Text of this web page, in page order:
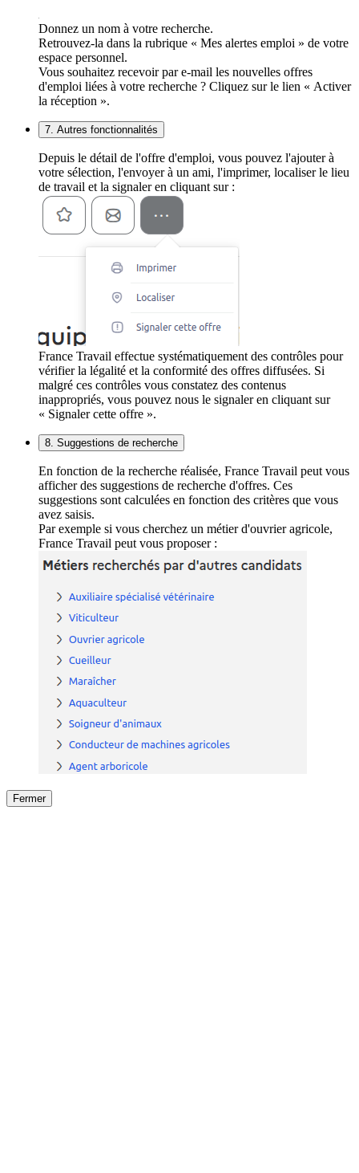
Donnez un nom à votre recherche.
Retrouvez-la dans la rubrique « Mes alertes emploi » de votre
espace personnel.
Vous souhaitez recevoir par e-mail les nouvelles offres
d'emploi liées à votre recherche ? Cliquez sur le lien « Activer
la réception ».
7. Autres fonctionnalités
Depuis le détail de l'offre d'emploi, vous pouvez l'ajouter à
votre sélection, l'envoyer à un ami, l'imprimer, localiser le lieu
de travail et la signaler en cliquant sur :
France Travail effectue systématiquement des contrôles pour
vérifier la légalité et la conformité des offres diffusées. Si
malgré ces contrôles vous constatez des contenus
inappropriés, vous pouvez nous le signaler en cliquant sur
« Signaler cette offre ».
8. Suggestions de recherche
En fonction de la recherche réalisée, France Travail peut vous
afficher des suggestions de recherche d'offres. Ces
suggestions sont calculées en fonction des critères que vous
avez saisis.
Par exemple si vous cherchez un métier d'ouvrier agricole,
France Travail peut vous proposer :
Fermer